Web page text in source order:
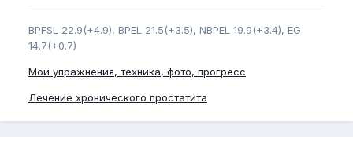
BPFSL 22.9(+4.9), BPEL 21.5(+3.5), NBPEL 19.9(+3.4), EG
14.7(+0.7)
Мои упражнения, техника, фото, прогресс
Лечение хронического простатита